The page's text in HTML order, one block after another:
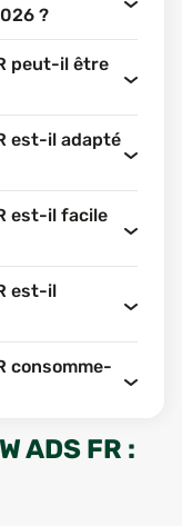
?
peut-il être
est-il adapté
est-il facile
est-il
consomme-
ADS FR :